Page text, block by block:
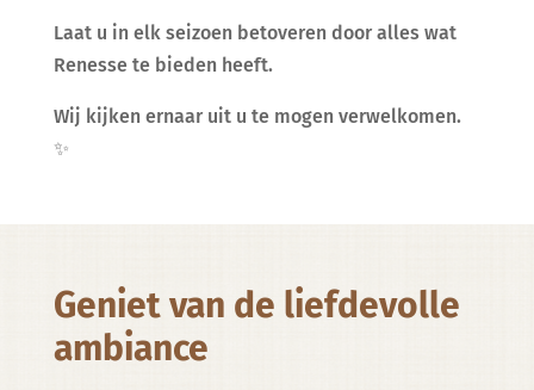
Laat u in elk seizoen betoveren door alles wat
Renesse te bieden heeft.
Wij kijken ernaar uit u te mogen verwelkomen.
✨
Geniet van de liefdevolle
ambiance